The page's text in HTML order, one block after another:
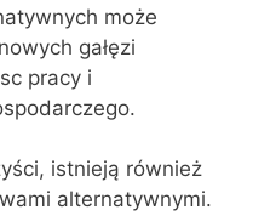
może
gałęzi
pracy i
istnieją również
alternatywnymi.